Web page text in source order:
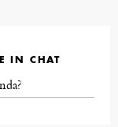
IN CHAT